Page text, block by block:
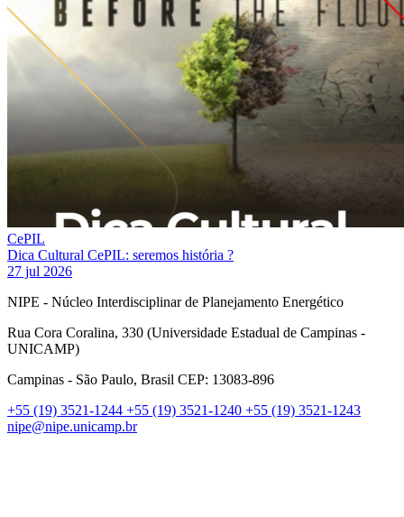
CePIL
Dica Cultural CePIL: seremos história ?
27 jul 2026
NIPE - Núcleo Interdisciplinar de Planejamento Energético
Rua Cora Coralina, 330 (Universidade Estadual de Campinas -
UNICAMP)
Campinas - São Paulo, Brasil CEP: 13083-896
+55 (19) 3521-1244 +55 (19) 3521-1240 +55 (19) 3521-1243
nipe@nipe.unicamp.br